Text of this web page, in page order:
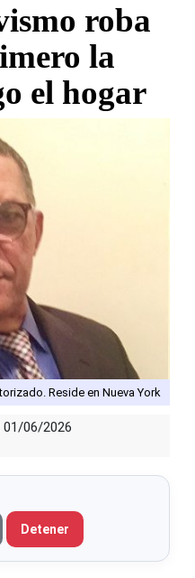
roba
la
el hogar
Reside en Nueva York
01/06/2026
Detener